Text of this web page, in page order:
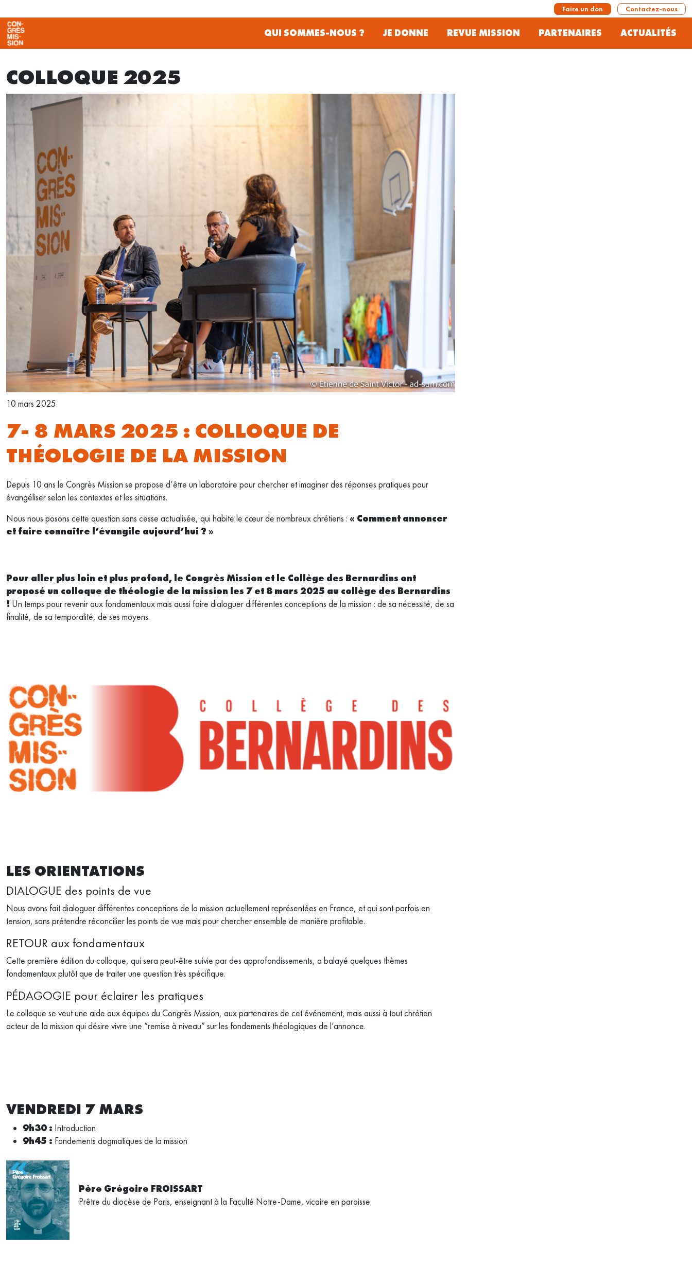
Faire un don Contactez-nous
QUI SOMMES-NOUS ? JE DONNE REVUE MISSION PARTENAIRES ACTUALITÉS
COLLOQUE 2025
10 mars 2025
7- 8 MARS 2025 : COLLOQUE DE
THÉOLOGIE DE LA MISSION
Depuis 10 ans le Congrès Mission se propose d’être un laboratoire pour chercher et imaginer des réponses pratiques pour
évangéliser selon les contextes et les situations.
Nous nous posons cette question sans cesse actualisée, qui habite le cœur de nombreux chrétiens : « Comment annoncer
et faire connaître l’évangile aujourd’hui ? »
Pour aller plus loin et plus profond, le Congrès Mission et le Collège des Bernardins ont
proposé un colloque de théologie de la mission les 7 et 8 mars 2025 au collège des Bernardins
! Un temps pour revenir aux fondamentaux mais aussi faire dialoguer différentes conceptions de la mission : de sa nécessité, de sa
finalité, de sa temporalité, de ses moyens.
LES ORIENTATIONS​
DIALOGUE des points de vue
Nous avons fait dialoguer différentes conceptions de la mission actuellement représentées en France, et qui sont parfois en
tension, sans prétendre réconcilier les points de vue mais pour chercher ensemble de manière profitable.
RETOUR aux fondamentaux
Cette première édition du colloque, qui sera peut-être suivie par des approfondissements, a balayé quelques thèmes
fondamentaux plutôt que de traiter une question très spécifique.
PÉDAGOGIE pour éclairer les pratiques
Le colloque se veut une aide aux équipes du Congrès Mission, aux partenaires de cet événement, mais aussi à tout chrétien
acteur de la mission qui désire vivre une “remise à niveau” sur les fondements théologiques de l’annonce.
VENDREDI 7 MARS​
9h30 : Introduction
9h45 : Fondements dogmatiques de la mission
Père Grégoire FROISSART
Prêtre du diocèse de Paris, enseignant à la Faculté Notre-Dame, vicaire en paroisse